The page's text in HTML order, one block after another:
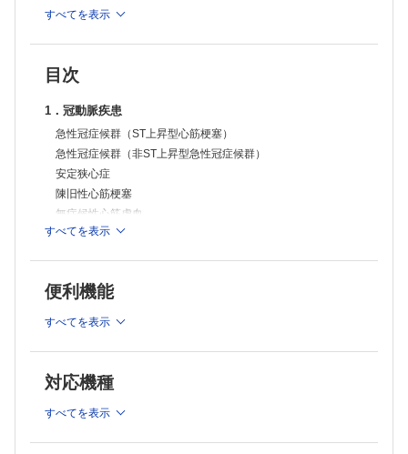
不整脈原性右室心筋症
その他の二次性心筋症（心ファブリ―病など）
心筋炎
心臓腫瘍
4．弁膜症
僧帽弁閉鎖不全症
大動脈弁閉鎖不全症
大動脈弁狭窄症
三尖弁閉鎖不全症
感染性心内膜炎
5．先天性心疾患
心室中隔欠損症
修正大血管転位
急性大動脈解離
大動脈瘤（胸部・腹部）
炎症性大動脈疾患
7．肺循環・末梢血管疾患
すべてを表示
目次
1．冠動脈疾患
急性冠症候群（ST上昇型心筋梗塞）
急性冠症候群（非ST上昇型急性冠症候群）
安定狭心症
陳旧性心筋梗塞
無症候性心筋虚血
冠攣縮性狭心症
洞不全症候群
房室ブロック，脚ブロック，心室内伝導障害
発作性上室頻拍
QT延長症候群
ブルガダ症候群，早期再分極症候群（J波症候群）
すべてを表示
便利機能
すべてを表示
対応機種
すべてを表示